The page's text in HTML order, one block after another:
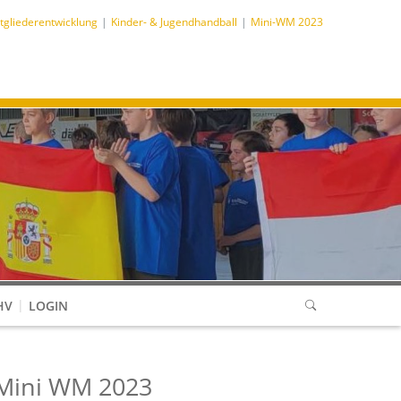
Kinder- & Jugendhandball Mini-WM 2023
LOGIN
WM 2023